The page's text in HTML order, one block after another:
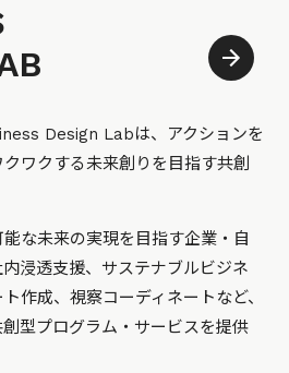
Design Labは、アクションを
ワクする未来創りを目指す共創
な未来の実現を目指す企業・自
浸透支援、サステナブルビジネ
作成、視察コーディネートなど、
型プログラム・サービスを提供